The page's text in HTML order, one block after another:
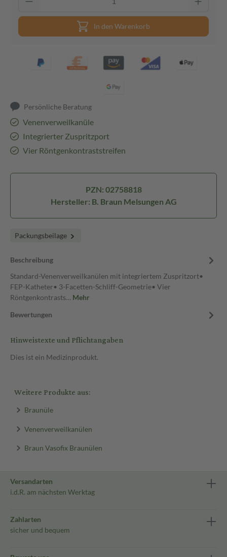
In den Warenkorb
Persönliche Beratung
Venenverweilkanüle
Integrierter Zuspritzport
Vier Röntgenkontraststreifen
PZN: 02758818
Hersteller: B. Braun Melsungen AG
Packungsbeilage
Beschreibung
Standard-Venenverweilkanülen mit integriertem Zuspritzort•
FEP-Katheter• 3-Facetten-Schliff-Geometrie• Vier
Röntgenkontrasts… Mehr
Bewertungen
Hinweistexte und Pflichtangaben
Dies ist ein Medizinprodukt.
Weitere Produkte aus:
Braunüle
Venenverweilkanülen
Braun Vasofix Braunülen
Versandarten
i.d.R. am nächsten Werktag
Zahlarten
sicher und bequem